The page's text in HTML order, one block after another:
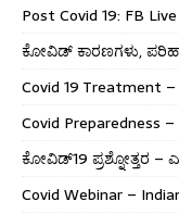
Post Covid 19: FB Live
ಕೋವಿಡ್ ಕಾರಣಗಳು,
Covid 19 Treatment –
Covid Preparedness
ಕೋವಿಡ್19 ಪ್ರಶ್ನೋತ್ತರ –
Covid Webinar –